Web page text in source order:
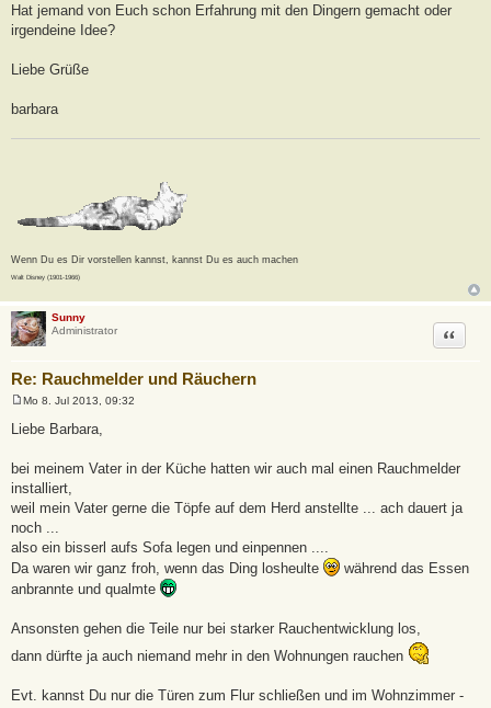
Hat jemand von Euch schon Erfahrung mit den Dingern gemacht oder
irgendeine Idee?
Liebe Grüße
barbara
Wenn Du es Dir vorstellen kannst, kannst Du es auch machen
Walt Disney (1901-1966)
Sunny
Administrator
Re: Rauchmelder und Räuchern
Zitat
i
a
g
Mo 8. Jul 2013, 09:32
Liebe Barbara,
bei meinem Vater in der Küche hatten wir auch mal einen Rauchmelder
installiert,
weil mein Vater gerne die Töpfe auf dem Herd anstellte ... ach dauert ja
noch ...
also ein bisserl aufs Sofa legen und einpennen ....
Da waren wir ganz froh, wenn das Ding losheulte
während das Essen
anbrannte und qualmte
Ansonsten gehen die Teile nur bei starker Rauchentwicklung los,
dann dürfte ja auch niemand mehr in den Wohnungen rauchen
Evt. kannst Du nur die Türen zum Flur schließen und im Wohnzimmer -